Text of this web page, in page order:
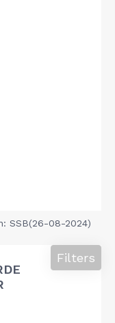
SSB(26-08-2024)
Filters